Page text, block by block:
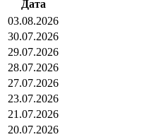
Дата
03.08.2026
30.07.2026
29.07.2026
28.07.2026
27.07.2026
23.07.2026
21.07.2026
20.07.2026